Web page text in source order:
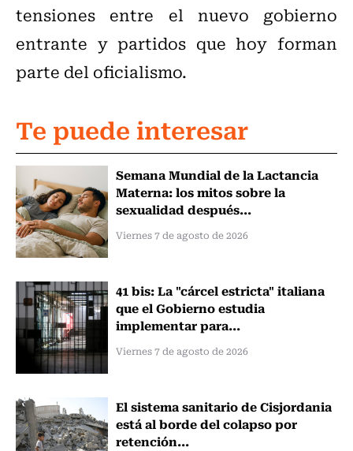
tensiones entre el nuevo gobierno
entrante y partidos que hoy forman
parte del oficialismo.
Te puede interesar
Semana Mundial de la Lactancia
Materna: los mitos sobre la
sexualidad después...
Viernes 7 de agosto de 2026
41 bis: La "cárcel estricta" italiana
que el Gobierno estudia
implementar para...
Viernes 7 de agosto de 2026
El sistema sanitario de Cisjordania
está al borde del colapso por
retención...